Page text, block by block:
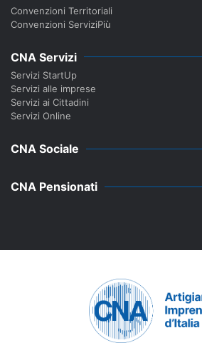
Convenzioni Territoriali
Convenzioni ServiziPiù
CNA Servizi
Servizi StartUp
Servizi alle imprese
Servizi ai Cittadini
Servizi Online
CNA Sociale
CNA Pensionati